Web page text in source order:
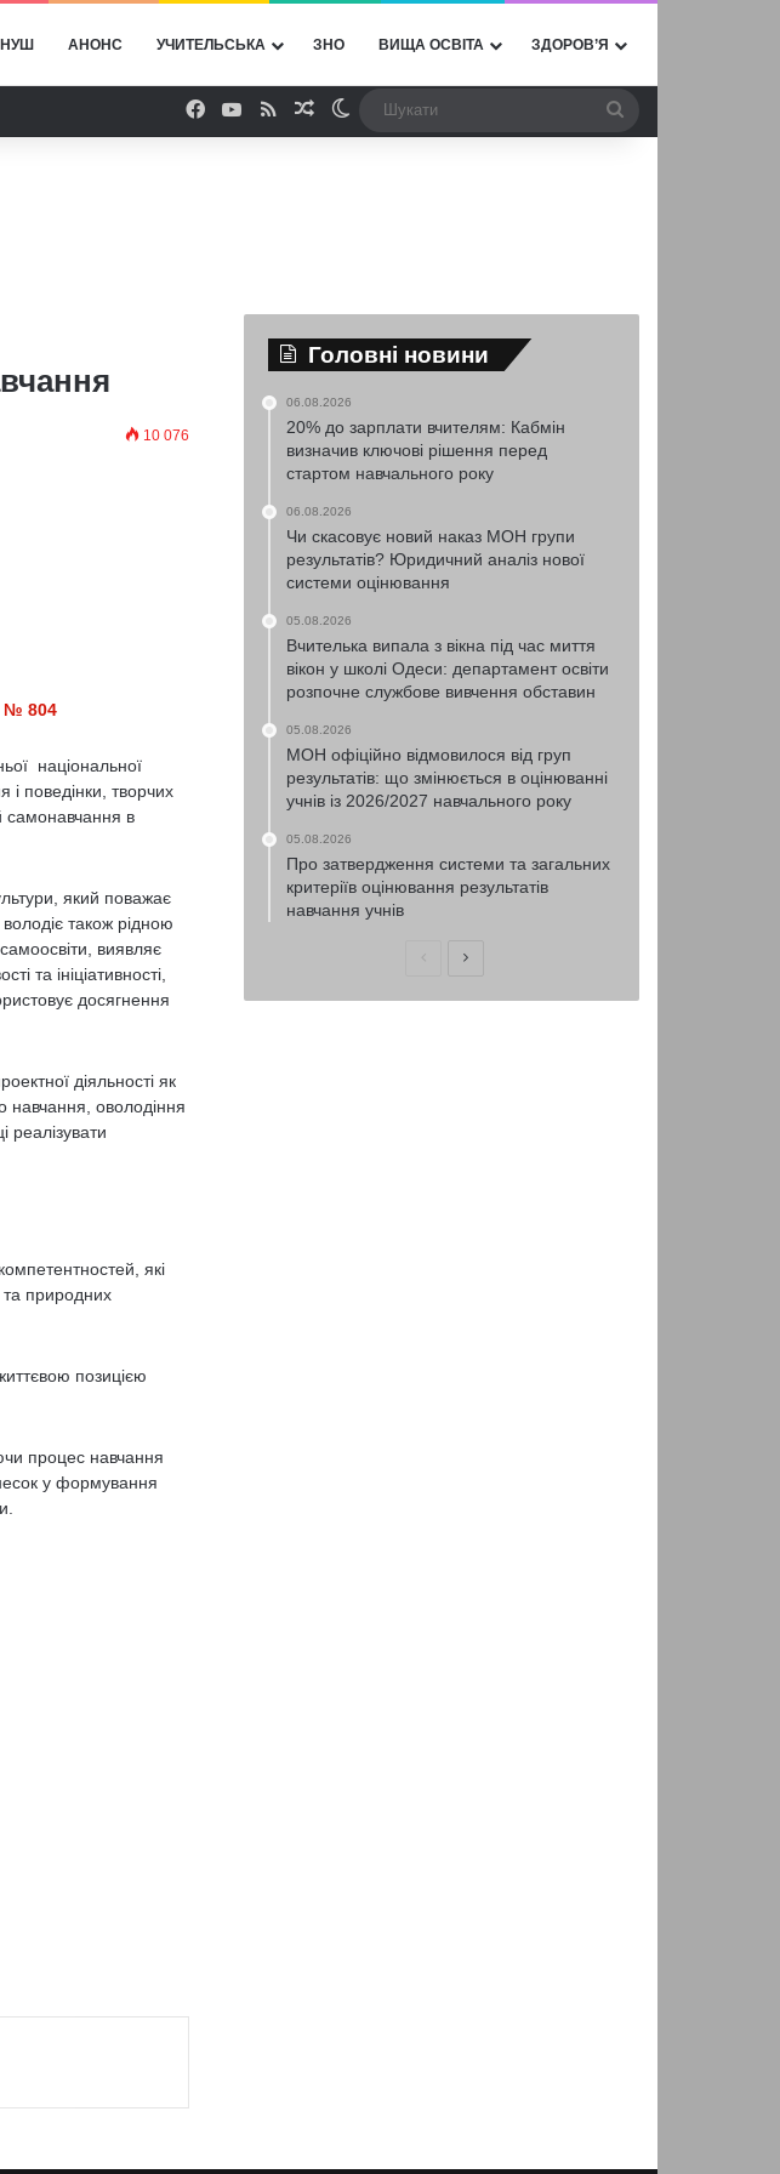
НУШ АНОНС УЧИТЕЛЬСЬКА ЗНО ВИЩА ОСВІТА ЗДОРОВ’Я
Facebook
YouTube
RSSВипадкова стаття
Switch skin
10 076
№ 804
національної
і поведінки, творчих
самонавчання в
який поважає
також рідною
виявляє
та ініціативності,
досягнення
діяльності як
навчання, оволодіння
реалізувати
які
та природних
позицією
процес навчання
у формування
Головні новини
06.08.2026
20% до зарплати вчителям: Кабмін
визначив ключові рішення перед
стартом навчального року
06.08.2026
Чи скасовує новий наказ МОН групи
результатів? Юридичний аналіз нової
системи оцінювання
05.08.2026
Вчителька випала з вікна під час миття
вікон у школі Одеси: департамент освіти
розпочне службове вивчення обставин
05.08.2026
МОН офіційно відмовилося від груп
результатів: що змінюється в оцінюванні
учнів із 2026/2027 навчального року
05.08.2026
Про затвердження системи та загальних
критеріїв оцінювання результатів
навчання учнів
ПопередняНаступна